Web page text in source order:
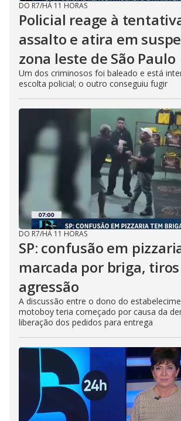
DO R7/HÁ 11 HORAS
Policial reage à
assalto e atira em
zona leste de São Paulo
Um dos criminosos foi baleado e está
escolta policial; o outro conseguiu fugir
DO R7/HÁ 11 HORAS
SP: confusão em
marcada por briga,
agressão
A discussão entre o dono do
motoboy teria começado por causa da
liberação dos pedidos para entrega